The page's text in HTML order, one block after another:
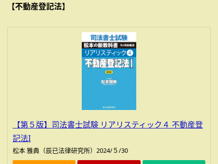
【不動産登記法】
【第５版】司法書士試験 リアリスティック４ 不動産登
記法I
松本 雅典（辰已法律研究所）2024/５/30